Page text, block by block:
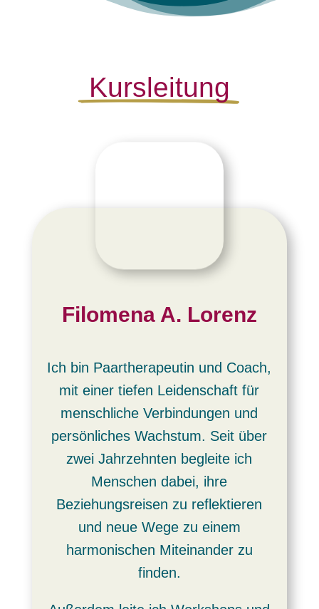
Kursleitung
Filomena A. Lorenz
Ich bin Paartherapeutin und Coach,
mit einer tiefen Leidenschaft für
menschliche Verbindungen und
persönliches Wachstum. Seit über
zwei Jahrzehnten begleite ich
Menschen dabei, ihre
Beziehungsreisen zu reflektieren
und neue Wege zu einem
harmonischen Miteinander zu
finden.